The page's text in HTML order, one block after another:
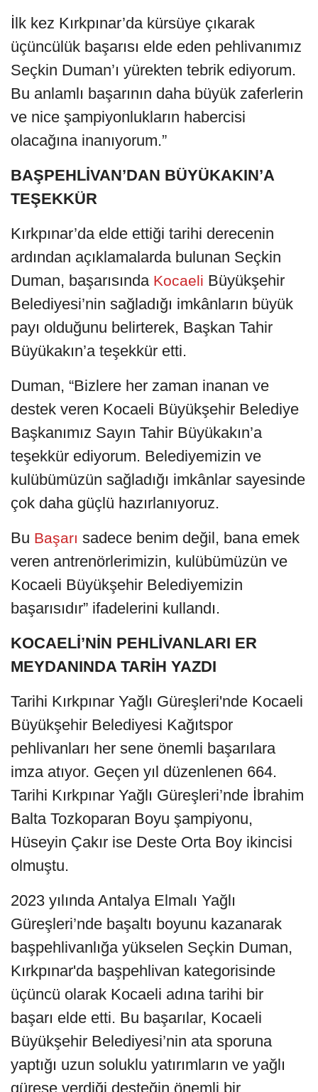
İlk kez Kırkpınar’da kürsüye çıkarak
üçüncülük başarısı elde eden pehlivanımız
Seçkin Duman’ı yürekten tebrik ediyorum.
Bu anlamlı başarının daha büyük zaferlerin
ve nice şampiyonlukların habercisi
olacağına inanıyorum.”
BAŞPEHLİVAN’DAN BÜYÜKAKIN’A
TEŞEKKÜR
Kırkpınar’da elde ettiği tarihi derecenin
ardından açıklamalarda bulunan Seçkin
Duman, başarısında Kocaeli Büyükşehir
Belediyesi’nin sağladığı imkânların büyük
payı olduğunu belirterek, Başkan Tahir
Büyükakın’a teşekkür etti.
Duman, “Bizlere her zaman inanan ve
destek veren Kocaeli Büyükşehir Belediye
Başkanımız Sayın Tahir Büyükakın’a
teşekkür ediyorum. Belediyemizin ve
kulübümüzün sağladığı imkânlar sayesinde
çok daha güçlü hazırlanıyoruz.
Bu Başarı sadece benim değil, bana emek
veren antrenörlerimizin, kulübümüzün ve
Kocaeli Büyükşehir Belediyemizin
başarısıdır” ifadelerini kullandı.
KOCAELİ’NİN PEHLİVANLARI ER
MEYDANINDA TARİH YAZDI
Tarihi Kırkpınar Yağlı Güreşleri'nde Kocaeli
Büyükşehir Belediyesi Kağıtspor
pehlivanları her sene önemli başarılara
imza atıyor. Geçen yıl düzenlenen 664.
Tarihi Kırkpınar Yağlı Güreşleri’nde İbrahim
Balta Tozkoparan Boyu şampiyonu,
Hüseyin Çakır ise Deste Orta Boy ikincisi
olmuştu.
2023 yılında Antalya Elmalı Yağlı
Güreşleri’nde başaltı boyunu kazanarak
başpehlivanlığa yükselen Seçkin Duman,
Kırkpınar'da başpehlivan kategorisinde
üçüncü olarak Kocaeli adına tarihi bir
başarı elde etti. Bu başarılar, Kocaeli
Büyükşehir Belediyesi’nin ata sporuna
yaptığı uzun soluklu yatırımların ve yağlı
güreşe verdiği desteğin önemli bir